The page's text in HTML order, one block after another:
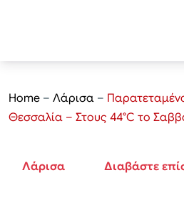
Home – Λάρισα –
Θεσσαλία – Στους 44°C το
Λάρισα Διαβάστε